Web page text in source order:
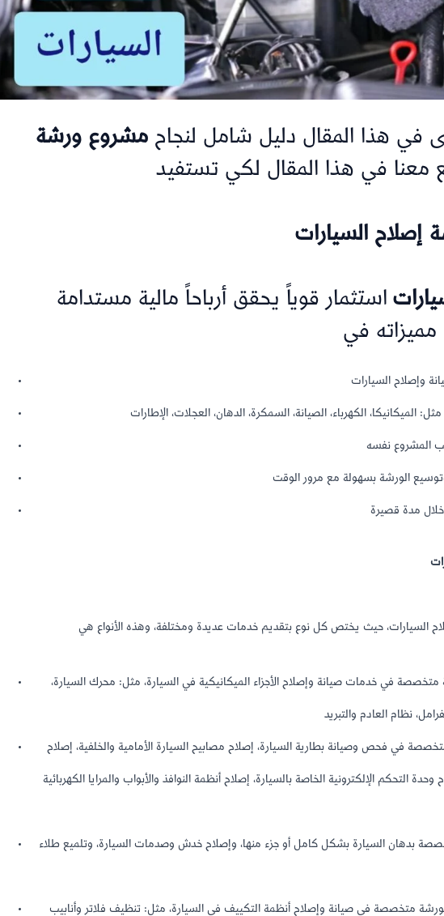
في هذا المقال دليل شامل لنجاحمشروع ورشة
إصلاح السيارات
استثمار قوياً يحقق أرباحاً مالية مستدامة
متخصصة في خدمات صيانة وإصلاح الأجزاء الميكانيكية في السيارة، مثل: محرك السيارة،
في فحص وصيانة بطارية السيارة، إصلاح مصابيح السيارة الأمامية والخلفية، إصلاح
التحكم الإلكترونية الخاصة بالسيارة، إصلاح أنظمة النوافذ والأبواب والمرايا الكهربائية
بدهان السيارة بشكل كامل أو جزء منها، وإصلاح خدش وصدمات السيارة، وتلميع طلاء
متخصصة في صيانة وإصلاح أنظمة التكييف في السيارة، مثل: تنظيف فلاتر وأنابيب